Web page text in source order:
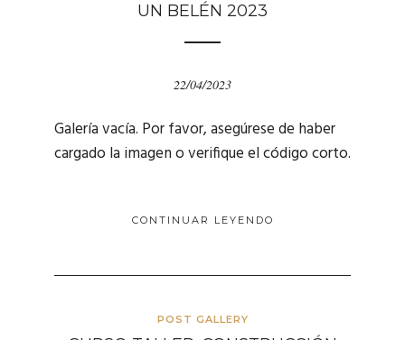
UN BELÉN 2023
22/04/2023
Galería vacía. Por favor, asegúrese de haber
cargado la imagen o verifique el código corto.
CONTINUAR LEYENDO
POST GALLERY